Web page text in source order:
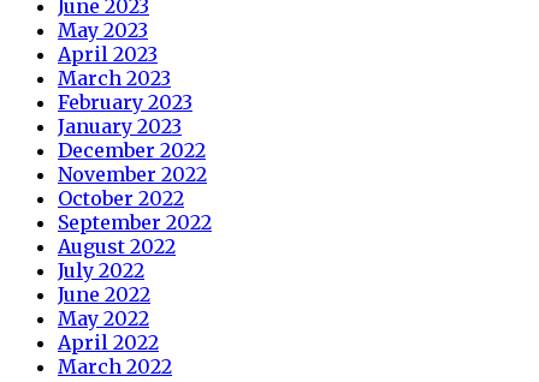
June 2023
May 2023
April 2023
March 2023
February 2023
January 2023
December 2022
November 2022
October 2022
September 2022
August 2022
July 2022
June 2022
May 2022
April 2022
March 2022